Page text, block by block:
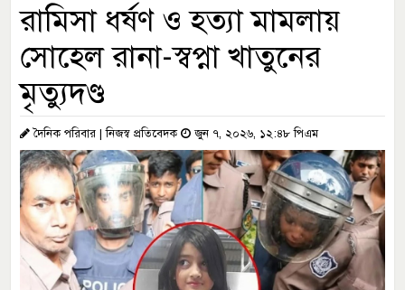
রামিসা ধর্ষণ ও হত্যা মামলায়
সোহেল রানা-স্বপ্না খাতুনের
মৃত্যুদণ্ড
দৈনিক পরিবার | নিজস্ব প্রতিবেদক জুন ৭, ২০২৬, ১২:৪৮ পিএম